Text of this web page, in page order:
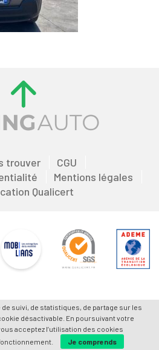
trouver
CGU
Mentions légales
Qualicert
suivi, de statistiques, de partage sur les
désactivable. En poursuivant votre
acceptez l’utilisation des cookies
Je comprends